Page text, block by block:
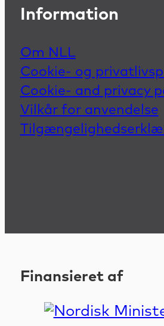
Information
Om NLL
Cookie- og
Cookie- and privacy
Vilkår for anvendelse
Finansieret af